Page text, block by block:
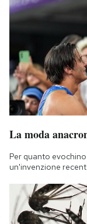
La moda
Per quanto
un'invenzione